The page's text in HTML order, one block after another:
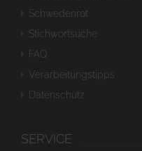
Schwedenrot
Stichwortsuche
FAQ
Verarbeitungstipps
Datenschutz
SERVICE